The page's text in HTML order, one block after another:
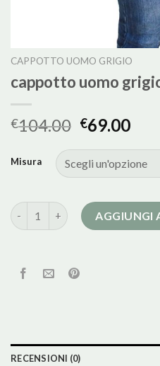
CAPPOTTO UOMO GRIGIO
cappotto uomo
€104.00 €69.00
Misura
cappotto uomo grigio quantità
AGGIUNGI
RECENSIONI (0)